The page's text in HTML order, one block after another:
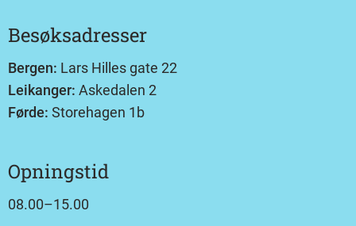
Besøksadresser
Bergen: Lars Hilles gate 22
Leikanger: Askedalen 2
Førde: Storehagen 1b
Opningstid
08.00–15.00